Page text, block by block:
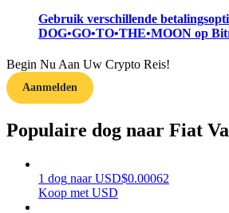
Verdienen
Gebruik verschillende
DOG•GO•TO•THE•MOON op
Begin Nu Aan Uw Crypto Reis!
Aanmelden
Populaire dog naar Fiat
1 dog naar USD$0.00062
Koop met USD